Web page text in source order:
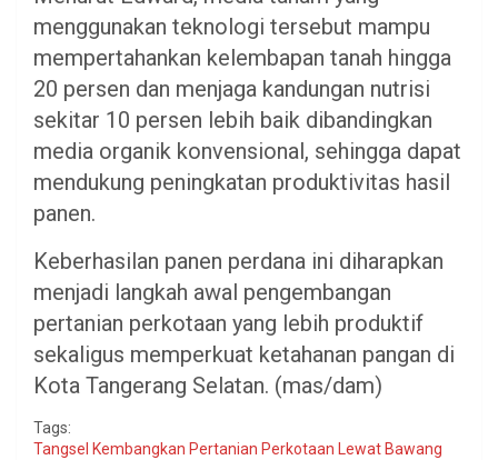
menggunakan teknologi tersebut mampu
mempertahankan kelembapan tanah hingga
20 persen dan menjaga kandungan nutrisi
sekitar 10 persen lebih baik dibandingkan
media organik konvensional, sehingga dapat
mendukung peningkatan produktivitas hasil
panen.
Keberhasilan panen perdana ini diharapkan
menjadi langkah awal pengembangan
pertanian perkotaan yang lebih produktif
sekaligus memperkuat ketahanan pangan di
Kota Tangerang Selatan. (mas/dam)
Tags:
Tangsel Kembangkan Pertanian Perkotaan Lewat Bawang